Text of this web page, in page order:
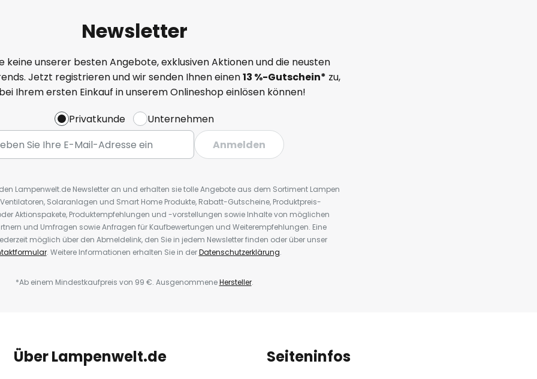
Newsletter
keine unserer besten Angebote, exklusiven Aktionen und die neusten
Jetzt registrieren und wir senden Ihnen einen13 %-Gutschein* zu,
Ihrem ersten Einkauf in unserem Onlineshop einlösen können!
Privatkunde
Unternehmen
Anmelden
Lampenwelt.de Newsletter an und erhalten sie tolle Angebote aus dem Sortiment Lampen
Solaranlagen und Smart Home Produkte, Rabatt-Gutscheine, Produktpreis-
Aktionspakete, Produktempfehlungen und -vorstellungen sowie Inhalte von möglichen
und Umfragen sowie Anfragen für Kaufbewertungen und Weiterempfehlungen. Eine
möglich über den Abmeldelink, den Sie in jedem Newsletter finden oder über unser
. Weitere Informationen erhalten Sie in derDatenschutzerklärung.
*Ab einem Mindestkaufpreis von 99 €. AusgenommeneHersteller.
Über Lampenwelt.de Seiteninfos